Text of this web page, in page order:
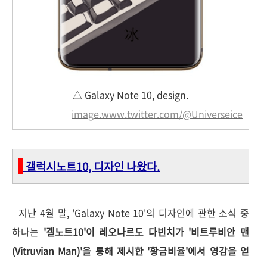
△ Galaxy Note 10, design.
image.www.twitter.com/@Universeice
갤럭시노트10, 디자인 나왔다.
지난 4월 말, 'Galaxy Note 10'의 디자인에 관한 소식 중
하나는 '겔노트10'이 레오나르도 다빈치가 '비트루비안 맨
(Vitruvian Man)'을 통해 제시한 '황금비율'에서 영감을 얻